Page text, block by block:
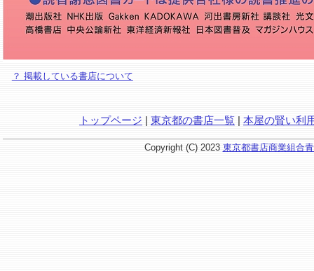
？ 掲載している書店について
トップページ | 東京都の書店一覧 | 本屋の賢い利
Copyright (C) 2023 東京都書店商業組合